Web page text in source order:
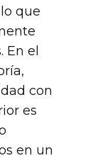
que
el
con
es
en un